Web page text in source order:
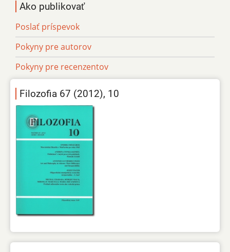
Ako publikovať
Poslať príspevok
Pokyny pre autorov
Pokyny pre recenzentov
Filozofia 67 (2012), 10